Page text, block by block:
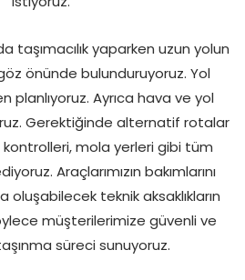
taşımacılık yaparken uzun yolun
önünde bulunduruyoruz. Yol
planlıyoruz. Ayrıca hava ve yol
Gerektiğinde alternatif rotalar
kontrolleri, mola yerleri gibi tüm
Araçlarımızın bakımlarını
teknik aksaklıkların
müşterilerimize güvenli ve
süreci sunuyoruz.